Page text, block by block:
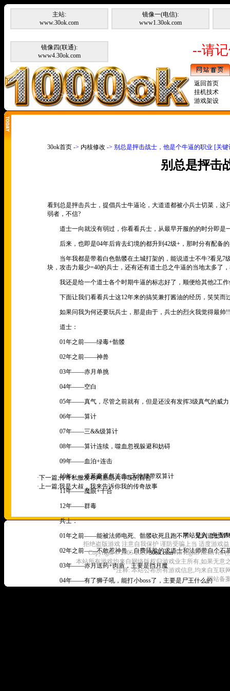
主站:
www.30ok.com
镜像一(电信):
www1.30ok.com
镜像四(联通):
www4.30ok.com
--请
返回首页
挂机技术
游戏架设
30ok首页 -> 内核修改 -> 别总是抨击战士，他是个牛逼的职业 [关
别总是抨击
看到总是抨击兵士，提倡兵士牛逼论，大道道都被小兵士切菜，
弱者，不信?
道士一向就没有弱过，你看看兵士，从最早开服的的时分即是
后来，也即是04年后肯去幻境的都升到42级+，那时分有配备的
当年我都是带着白色骷髅在土城打架的，能说道士不牛?看见7
块，攻击力最少=40的兵士，还有还有道士总之牛逼的当地太多了
我还是给一个道士各个时期牛逼的标志好了，顺便给其他2工作
下面让我们看看兵士这12年来的搞笑兼打酱油的经历，笑笑而
如果问我为何还要玩兵士，那是由于，兵士的烈火我觉得最帅!!
道士：
01年之前——绿毒+骷髅
02年之前——神兽
03年——赤月单挑
04年——空白
05年——真气，尽管之前就有，但是还没有发挥3级真气的威力
06年——算计
07年——三&&级算计
08年——算计连续，噬血忽视躲避和妨碍
09年——血泊+连击
10年——道英豪真气连击+天地腰带双算计
11年——魔眼+十合
12年——群毒
兵士：
01年之前——能被法师电死、骷髅砍死且跑不了，见到道士
02年之前——不敢惹神兽，自费舔脸的求道士和法师带自个石
03年——赤月送药+肉盾，主要是挡月魔
04年——有了狮子吼，能打小boss了，主要是尸王什么的
·下一篇;传奇私服发布网里耐人寻味的百合
·上一篇;我是大叔，我来告诉你我的传奇故事
网站登入|免责
拒绝盗版游戏 注意自我保护 谨防受骗上当 适度游戏
Copyright © 2005-202030ok.comAll Rights Reserved
本站所有游戏均来自网络版权归游戏业主所有,如果无意
*注释: 本站公布所有游戏信息,均来自互联
网站备